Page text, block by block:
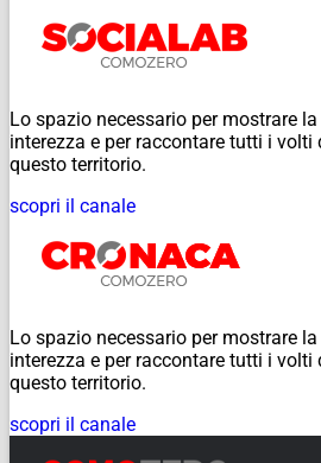
Lo spazio necessario per mostrare
interezza e per raccontare tutti i volti
questo territorio.
scopri il canale
Lo spazio necessario per mostrare
interezza e per raccontare tutti i volti
questo territorio.
scopri il canale